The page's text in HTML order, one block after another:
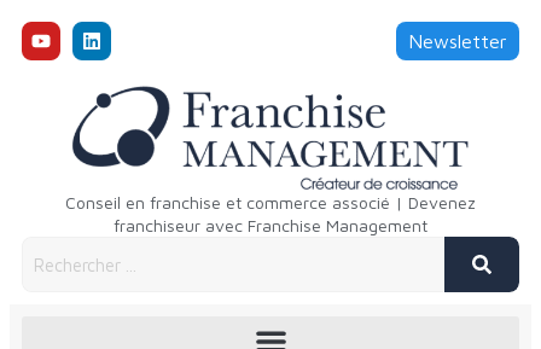
Newsletter
Conseil en franchise et commerce associé | Devenez
franchiseur avec Franchise Management